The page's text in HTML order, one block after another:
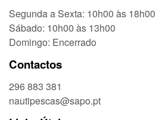
Segunda a Sexta: 10h00 às 18h00
Sábado: 10h00 às 13h00
Domingo: Encerrado
Contactos
296 883 381
nautipescas@sapo.pt